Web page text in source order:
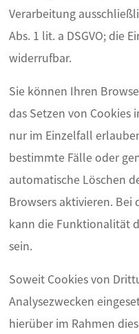
Verarbeitung
Abs. 1 lit. a DSGVO; die
widerrufbar.
Sie können Ihren
das Setzen von
nur im Einzelfall
bestimmte Fälle oder
automatische Löschen
Browsers aktivieren. Bei
kann die Funktionalität
sein.
Soweit Cookies von
Analysezwecken
hierüber im Rahmen